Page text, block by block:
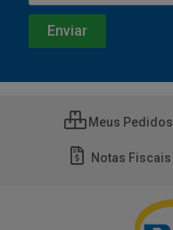
Meus Pedidos
Notas Fiscais